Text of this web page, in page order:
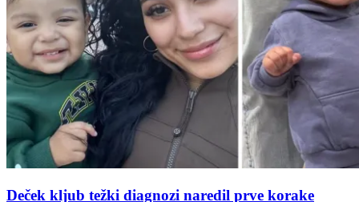
Deček kljub težki diagnozi naredil prve korake